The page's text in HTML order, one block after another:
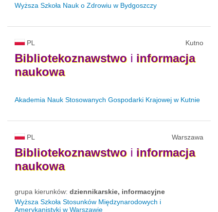
Wyższa Szkoła Nauk o Zdrowiu w Bydgoszczy
PL Kutno
Bibliotekoznawstwo i informacja
naukowa
Akademia Nauk Stosowanych Gospodarki Krajowej w Kutnie
PL Warszawa
Bibliotekoznawstwo i informacja
naukowa
grupa kierunków: dziennikarskie, informacyjne
Wyższa Szkoła Stosunków Międzynarodowych i
Amerykanistyki w Warszawie